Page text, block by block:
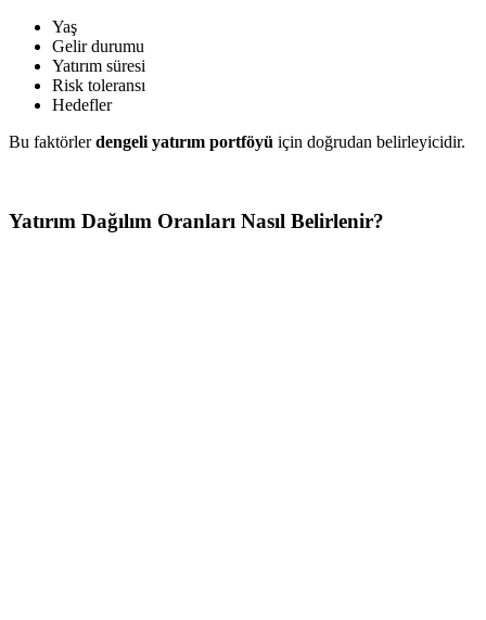
Yaş
Gelir durumu
Yatırım süresi
Risk toleransı
Hedefler
Bu faktörlerdengeli yatırım portföyü için doğrudan belirleyicidir.
Yatırım Dağılım Oranları Nasıl Belirlenir?